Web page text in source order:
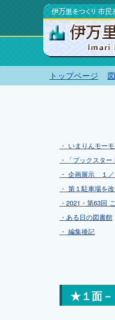
トップページ
・ いまりんモー
・「ブックスタ
・ 企画展示 １
・ 第１駐車場を
・2021・第63回
・ある日の図書館
・ 編集後記
★１面－